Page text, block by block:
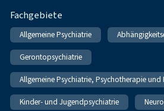
Fachgebiete
Allgemeine Psychiatrie
Gerontopsychiatrie
Allgemeine Psychiatrie, Psychotherapie
Kinder- und Jugendpsychiatrie